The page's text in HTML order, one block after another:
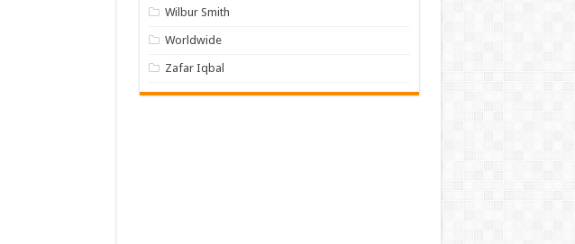
Wilbur Smith
Worldwide
Zafar Iqbal